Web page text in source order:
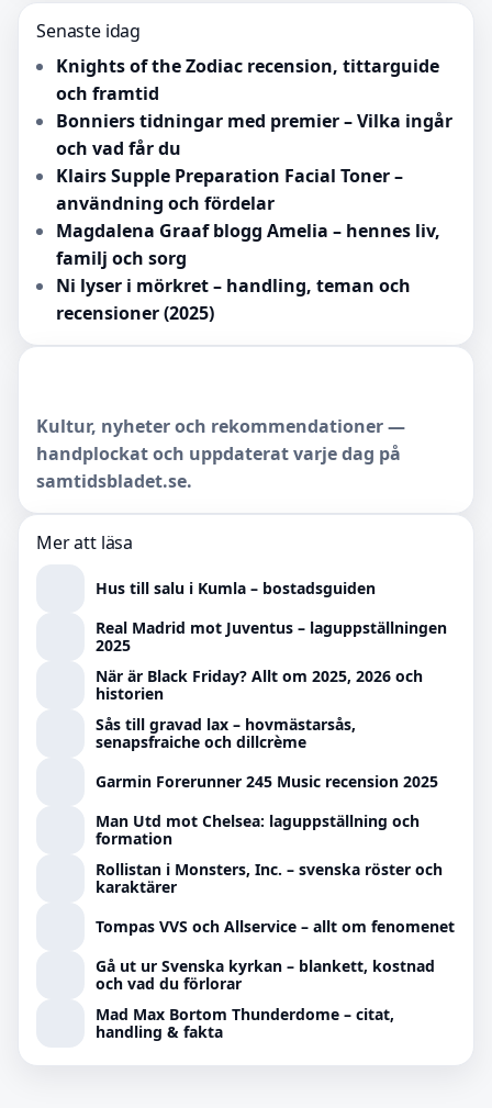
Senaste idag
Knights of the Zodiac recension, tittarguide
och framtid
Bonniers tidningar med premier – Vilka ingår
och vad får du
Klairs Supple Preparation Facial Toner –
användning och fördelar
Magdalena Graaf blogg Amelia – hennes liv,
familj och sorg
Ni lyser i mörkret – handling, teman och
recensioner (2025)
Kultur, nyheter och rekommendationer —
handplockat och uppdaterat varje dag på
samtidsbladet.se.
Mer att läsa
Hus till salu i Kumla – bostadsguiden
Real Madrid mot Juventus – laguppställningen
2025
När är Black Friday? Allt om 2025, 2026 och
historien
Sås till gravad lax – hovmästarsås,
senapsfraiche och dillcrème
Garmin Forerunner 245 Music recension 2025
Man Utd mot Chelsea: laguppställning och
formation
Rollistan i Monsters, Inc. – svenska röster och
karaktärer
Tompas VVS och Allservice – allt om fenomenet
Gå ut ur Svenska kyrkan – blankett, kostnad
och vad du förlorar
Mad Max Bortom Thunderdome – citat,
handling & fakta